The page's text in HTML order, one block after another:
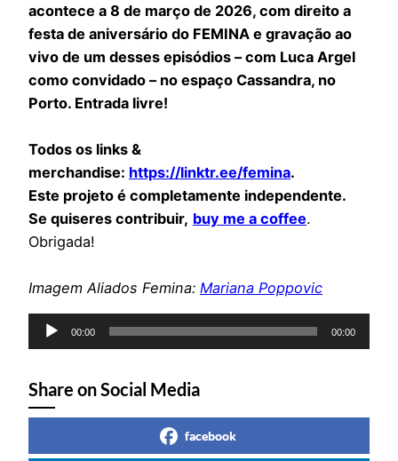
acontece a 8 de março de 2026, com direito a
festa de aniversário do FEMINA e gravação ao
vivo de um desses episódios – com Luca Argel
como convidado – no espaço Cassandra, no
Porto. Entrada livre!
Todos os links &
merchandise: https://linktr.ee/femina.
Este projeto é completamente independente.
Se quiseres contribuir, buy me a coffee.
Obrigada!
Imagem Aliados Femina: Mariana Poppovic
Reprodutor
de
00:00 00:00
Share on Social Media
facebook